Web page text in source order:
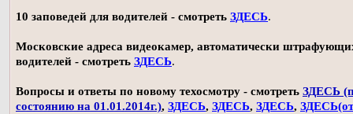
10 заповедей для водителей - смотреть ЗДЕСЬ.
Московские адреса видеокамер, автоматически
водителей - смотреть ЗДЕСЬ.
Вопросы и ответы по новому техосмотру - смотреть ЗДЕСЬ
состоянию на 01.01.2014г.), ЗДЕСЬ, ЗДЕСЬ, ЗДЕСЬ,